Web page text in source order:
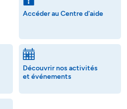
Accéder au Centre d'aide
Découvrir nos activités
et événements